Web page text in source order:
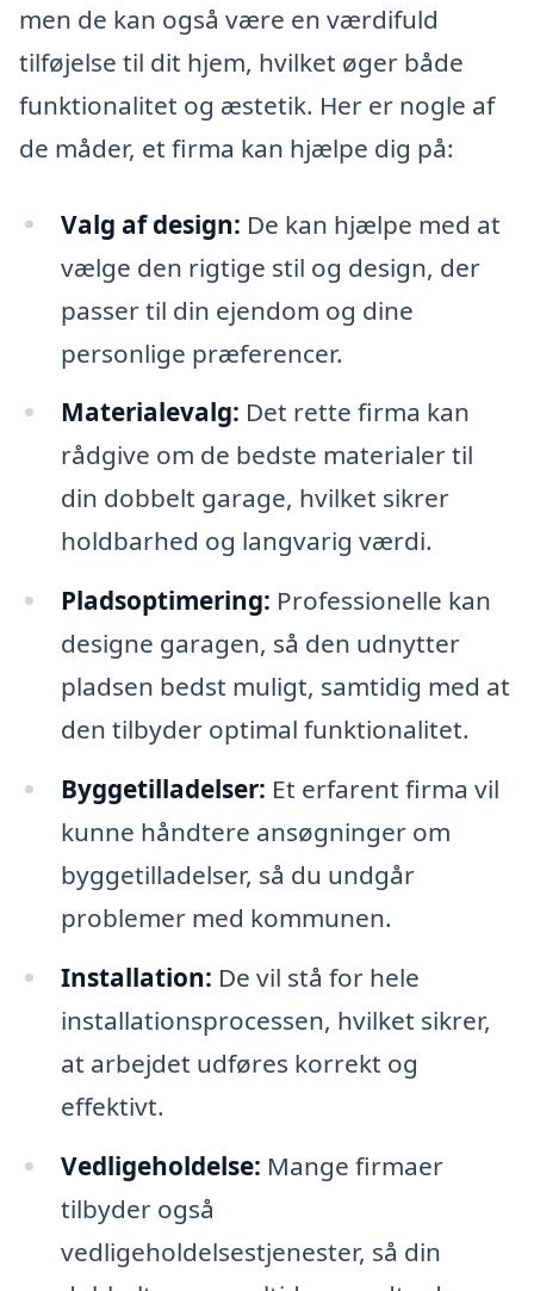
men de kan også være en værdifuld
tilføjelse til dit hjem, hvilket øger både
funktionalitet og æstetik. Her er nogle af
de måder, et firma kan hjælpe dig på:
Valg af design: De kan hjælpe med at
vælge den rigtige stil og design, der
passer til din ejendom og dine
personlige præferencer.
Materialevalg: Det rette firma kan
rådgive om de bedste materialer til
din dobbelt garage, hvilket sikrer
holdbarhed og langvarig værdi.
Pladsoptimering: Professionelle kan
designe garagen, så den udnytter
pladsen bedst muligt, samtidig med at
den tilbyder optimal funktionalitet.
Byggetilladelser: Et erfarent firma vil
kunne håndtere ansøgninger om
byggetilladelser, så du undgår
problemer med kommunen.
Installation: De vil stå for hele
installationsprocessen, hvilket sikrer,
at arbejdet udføres korrekt og
effektivt.
Vedligeholdelse: Mange firmaer
tilbyder også
vedligeholdelsestjenester, så din